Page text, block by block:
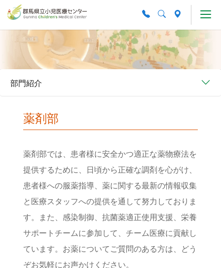
Skip to main content
部門紹介
薬剤部
薬剤部では、患者様に安全かつ適正な薬物療法を
提供するために、日頃から正確な調剤を心がけ、
患者様への服薬指導、薬に関する最新の情報収集
と医療スタッフへの提供を通して努力しておりま
す。また、感染制御、抗菌薬適正使用支援、栄養
サポートチームに参加して、チーム医療に貢献し
ています。お薬についてご質問のある方は、どう
ぞお気軽にお声かけください。